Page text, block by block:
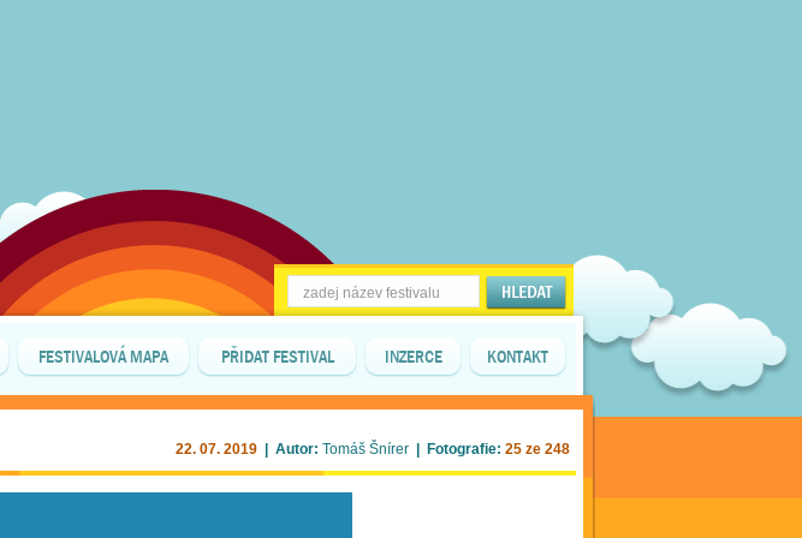
FESTIVALOVÁ MAPA PŘIDAT FESTIVAL INZERCE KONTAKT
22. 07. 2019 | Autor: Tomáš Šnírer | Fotografie: 25 ze 248